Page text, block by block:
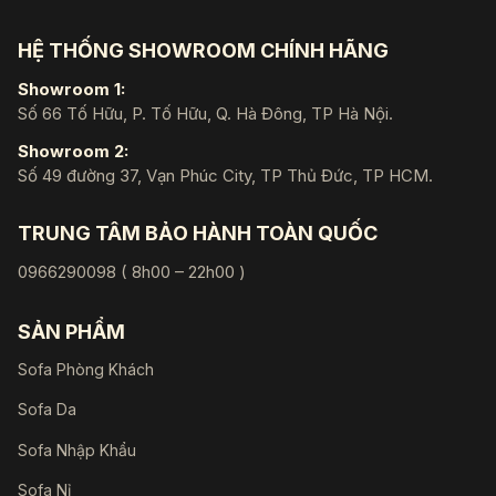
HỆ THỐNG SHOWROOM CHÍNH HÃNG
Showroom 1:
Số 66 Tố Hữu, P. Tố Hữu, Q. Hà Đông, TP Hà Nội.
Showroom 2:
Số 49 đường 37, Vạn Phúc City, TP Thủ Đức, TP HCM.
TRUNG TÂM BẢO HÀNH TOÀN QUỐC
0966290098 ( 8h00 – 22h00 )
SẢN PHẨM
Sofa Phòng Khách
Sofa Da
Sofa Nhập Khẩu
Sofa Nỉ